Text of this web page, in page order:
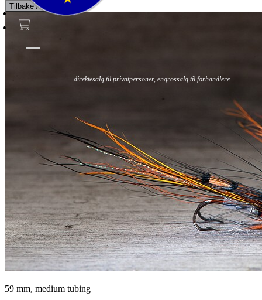
Fluefiske Fluebinding Kurs & Guiding
- direktesalg til privatpersoner, engrossalg til forhandlere
Tilbake / Lukk
59 mm, medium tubing